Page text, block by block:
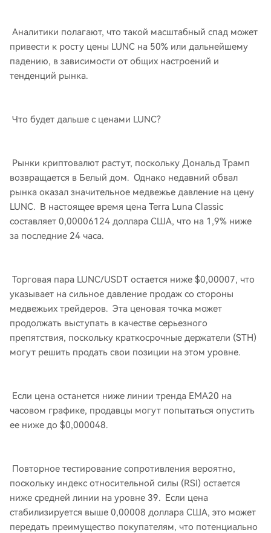
Аналитики полагают, что такой масштабный спад может
привести к росту цены LUNC на 50% или дальнейшему
падению, в зависимости от общих настроений и
тенденций рынка.
Что будет дальше с ценами LUNC?
Рынки криптовалют растут, поскольку Дональд Трамп
возвращается в Белый дом. Однако недавний обвал
рынка оказал значительное медвежье давление на цену
LUNC. В настоящее время цена Terra Luna Classic
составляет 0,00006124 доллара США, что на 1,9% ниже
за последние 24 часа.
Торговая пара LUNC/USDT остается ниже $0,00007, что
указывает на сильное давление продаж со стороны
медвежьих трейдеров. Эта ценовая точка может
продолжать выступать в качестве серьезного
препятствия, поскольку краткосрочные держатели (STH)
могут решить продать свои позиции на этом уровне.
Если цена останется ниже линии тренда EMA20 на
часовом графике, продавцы могут попытаться опустить
ее ниже до $0,000048.
Повторное тестирование сопротивления вероятно,
поскольку индекс относительной силы (RSI) остается
ниже средней линии на уровне 39. Если цена
стабилизируется выше 0,00008 доллара США, это может
передать преимущество покупателям, что потенциально